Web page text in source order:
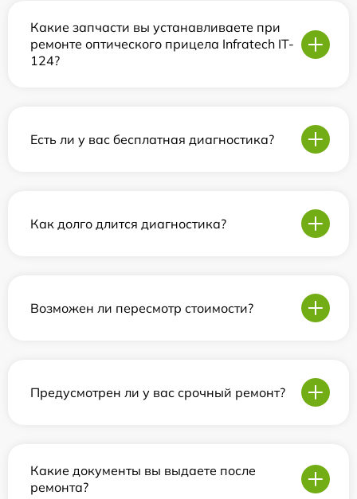
Какие запчасти вы устанавливаете при
ремонте оптического прицела Infratech IT-
124?
Есть ли у вас бесплатная диагностика?
Как долго длится диагностика?
Возможен ли пересмотр стоимости?
Предусмотрен ли у вас срочный ремонт?
Какие документы вы выдаете после
ремонта?